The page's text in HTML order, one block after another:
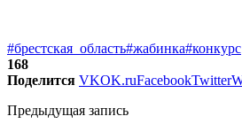
#брестская_область#жабинка#конкурс
168
Поделится VKOK.ruFacebookTwitter
Предыдущая запись